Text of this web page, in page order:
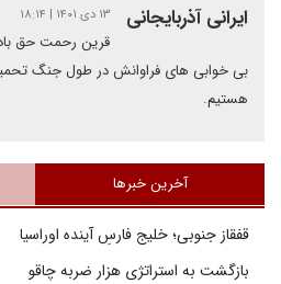
ایرانی آذربایجانی ۱۳ دی ۱۴۰۱ | ۱۸:۱۴
قرین رحمت حق
بی خوابی های فراوانش در طول جنگ
هستیم.
آخرین خبرها
قفقاز جنوبی؛ خلیج فارسِ آینده اوراسیا
بازگشت به استراتژی هزار ضربه چاقو